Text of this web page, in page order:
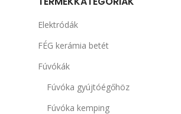
Elektródák
FÉG kerámia betét
Fúvókák
Fúvóka gyújtóégőhöz
Fúvóka kemping